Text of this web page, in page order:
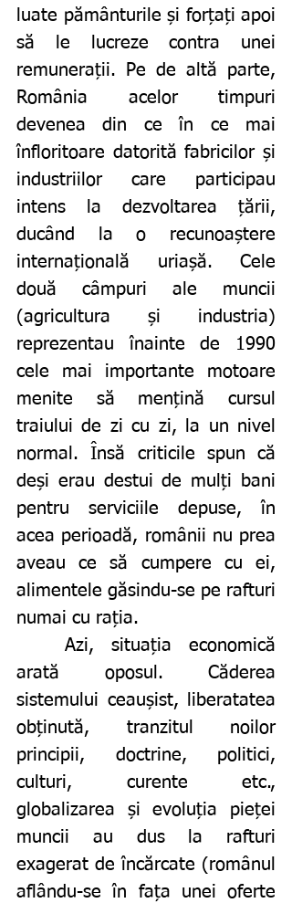
luate pământurile și forțați apoi
să le lucreze contra unei
remunerații. Pe de altă parte,
România acelor timpuri
devenea din ce în ce mai
înfloritoare datorită fabricilor și
industriilor care participau
intens la dezvoltarea țării,
ducând la o recunoaștere
internațională uriașă. Cele
două câmpuri ale muncii
(agricultura și industria)
reprezentau înainte de 1990
cele mai importante motoare
menite să mențină cursul
traiului de zi cu zi, la un nivel
normal. Însă criticile spun că
deși erau destui de mulți bani
pentru serviciile depuse, în
acea perioadă, românii nu prea
aveau ce să cumpere cu ei,
alimentele găsindu-se pe rafturi
numai cu rația.
arată oposul. Căderea
sistemului ceaușist, liberatatea
obținută, tranzitul noilor
principii, doctrine, politici,
culturi, curente etc.,
globalizarea și evoluția pieței
muncii au dus la rafturi
exagerat de încărcate (românul
aflându-se în fața unei oferte